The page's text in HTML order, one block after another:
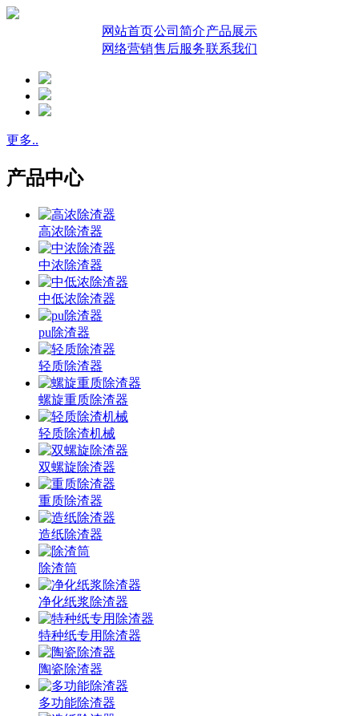
网站首页公司简介产品展示
网络营销售后服务联系我们
更多..
产品中心
高浓除渣器
中浓除渣器
中低浓除渣器
pu除渣器
轻质除渣器
螺旋重质除渣器
轻质除渣机械
双螺旋除渣器
重质除渣器
造纸除渣器
除渣筒
净化纸浆除渣器
特种纸专用除渣器
陶瓷除渣器
多功能除渣器